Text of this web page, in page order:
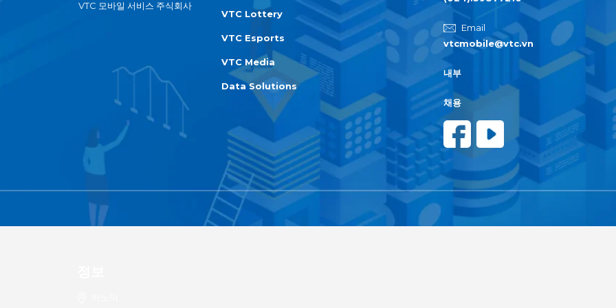
VTC 모바일 서비스 주식회사
VTC Lottery
VTC Esports
VTC Media
Data Solutions
Email
vtcmobile@vtc.vn
내부
채용